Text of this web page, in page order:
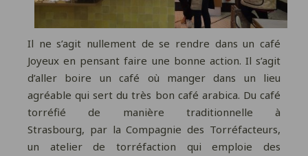
Il ne s’agit nullement de se rendre dans un café
Joyeux en pensant faire une bonne action. Il s’agit
d’aller boire un café où manger dans un lieu
agréable qui sert du très bon café arabica. Du café
torréfié de manière traditionnelle à
Strasbourg, par la Compagnie des Torréfacteurs,
un atelier de torréfaction qui emploie des